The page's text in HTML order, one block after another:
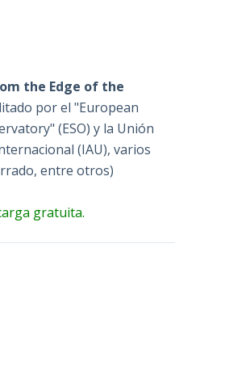
the Edge of the
por el "European
(ESO) y la Unión
(IAU), varios
entre otros)
gratuita.